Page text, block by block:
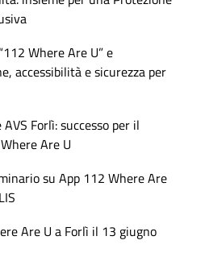
Where Are U” e
accessibilità e sicurezza per
Forlì: successo per il
Are U
su App 112 Where Are
Are U a Forlì il 13 giugno